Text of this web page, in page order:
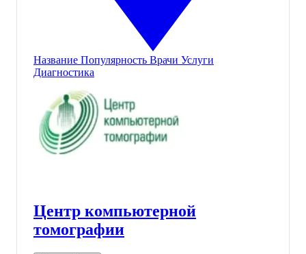
Название Популярность Врачи Услуги
Диагностика
Центр компьютерной
томографии